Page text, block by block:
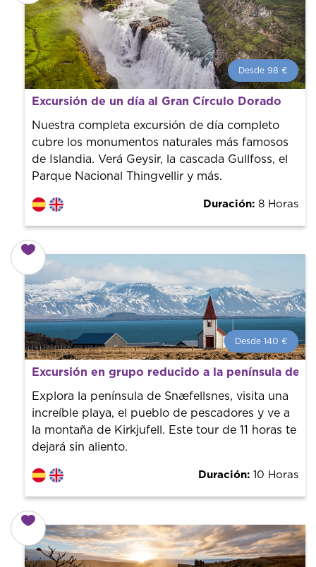
Desde 98 €
Desde 98 €
por persona.
guías de la ciudad para tener el mejor precio y servicio.
Excursión de un día al Gran Círculo Dorado
Nuestra completa excursión de día completo
cubre los monumentos naturales más famosos
de Islandia. Verá Geysir, la cascada Gullfoss, el
Parque Nacional Thingvellir y más.
Duración: 8 Horas
Desde 140 €
Desde 140 €
por persona.
¡Reserva con nosotros! Colaboramos con los mejores
guías de la ciudad para tener el mejor precio y servicio.
Excursión en grupo reducido a la península de
Explora la península de Snæfellsnes, visita una
increíble playa, el pueblo de pescadores y ve a
la montaña de Kirkjufell. Este tour de 11 horas te
dejará sin aliento.
Duración: 10 Horas